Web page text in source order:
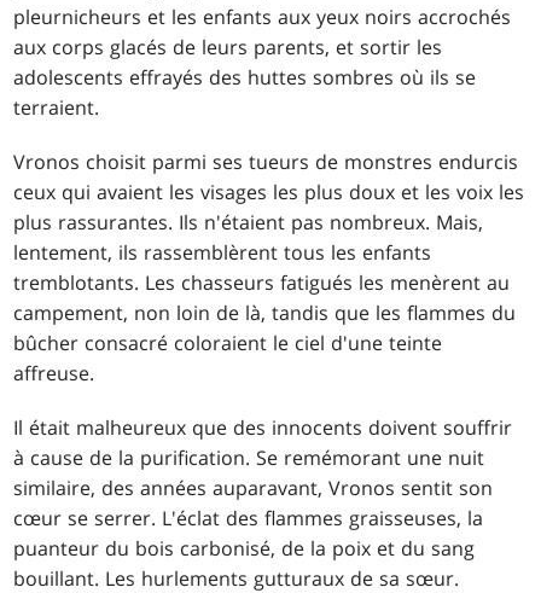
pleurnicheurs et les enfants aux yeux noirs accrochés
aux corps glacés de leurs parents, et sortir les
adolescents effrayés des huttes sombres où ils se
terraient.
Vronos choisit parmi ses tueurs de monstres endurcis
ceux qui avaient les visages les plus doux et les voix les
plus rassurantes. Ils n'étaient pas nombreux. Mais,
lentement, ils rassemblèrent tous les enfants
tremblotants. Les chasseurs fatigués les menèrent au
campement, non loin de là, tandis que les flammes du
bûcher consacré coloraient le ciel d'une teinte
affreuse.
Il était malheureux que des innocents doivent souffrir
à cause de la purification. Se remémorant une nuit
similaire, des années auparavant, Vronos sentit son
cœur se serrer. L'éclat des flammes graisseuses, la
puanteur du bois carbonisé, de la poix et du sang
bouillant. Les hurlements gutturaux de sa sœur.